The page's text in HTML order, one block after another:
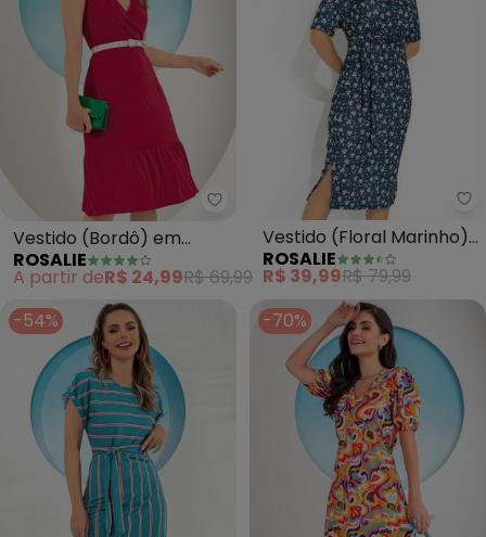
Rosalie - Vestido (Bordô) em
Vestido (Bordô) em
Poliviscose
ROSALIE
A partir deR$ 24,99R$ 69,99
Vestido (Floral Marinho)
com Fenda
ROSALIE
R$ 39,99R$ 79,99
-54%
-70%